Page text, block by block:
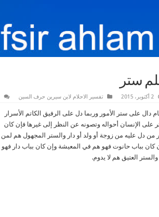
ستر
2 أكتوبر، 2015 تفسير الاحلام لابن سيرين حرف السين
دال على ستر الأمور وربما دل على الرفيق الكاتم الأسرار
على الإنسان أحواله وتصونه عن النظر إلى غيرها فإن كان
من دل عليه من زوجة أو ولد أو دار والستر المجهول هم لمن
كان بباب حانوت فهو هم في المعيشة وإن كان بباب دار فهو
العتيق هم لا يدوم.